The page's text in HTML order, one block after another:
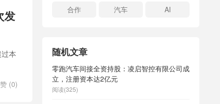
发
本
赞 (0)
合作
汽车 AI
随机文章
零跑汽车间接全资持股：凌启智控有限公司成
立，注册资本达2亿元
阅读(325)